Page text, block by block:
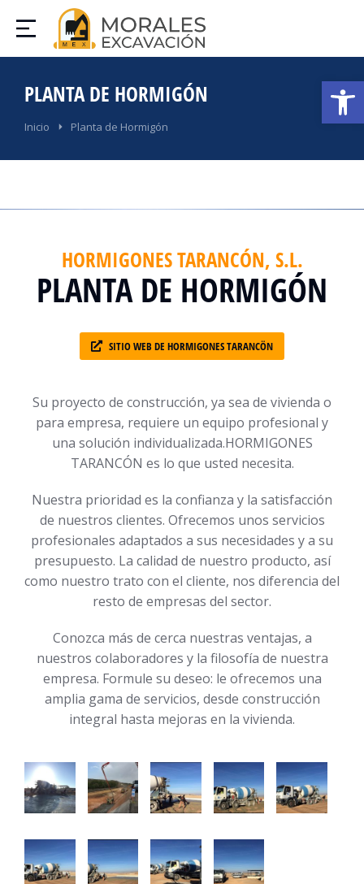
PLANTA DE HORMIGÓN
Estás aquí:
Inicio Planta de Hormigón
HORMIGONES TARANCÓN, S.L.
PLANTA DE HORMIGÓN
SITIO WEB DE HORMIGONES TARANCÖN
Su proyecto de construcción, ya sea de vivienda o
para empresa, requiere un equipo profesional y
una solución individualizada.HORMIGONES
TARANCÓN es lo que usted necesita.
Nuestra prioridad es la confianza y la satisfacción
de nuestros clientes. Ofrecemos unos servicios
profesionales adaptados a sus necesidades y a su
presupuesto. La calidad de nuestro producto, así
como nuestro trato con el cliente, nos diferencia del
resto de empresas del sector.
Conozca más de cerca nuestras ventajas, a
nuestros colaboradores y la filosofía de nuestra
empresa. Formule su deseo: le ofrecemos una
amplia gama de servicios, desde construcción
integral hasta mejoras en la vivienda.